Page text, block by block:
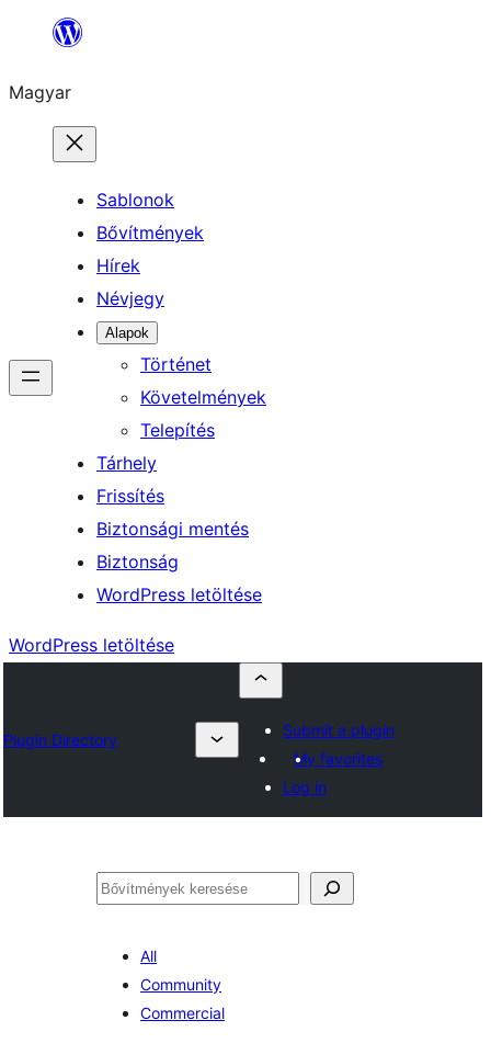
Ugrás
tartalomhoz
Magyar
Sablonok
Bővítmények
Hírek
Névjegy
Alapok
Történet
Követelmények
Telepítés
Tárhely
Frissítés
Biztonsági mentés
Biztonság
WordPress letöltése
WordPress letöltése
Plugin Directory
Submit a plugin
My favorites
Log in
Keresés
All
Community
Commercial